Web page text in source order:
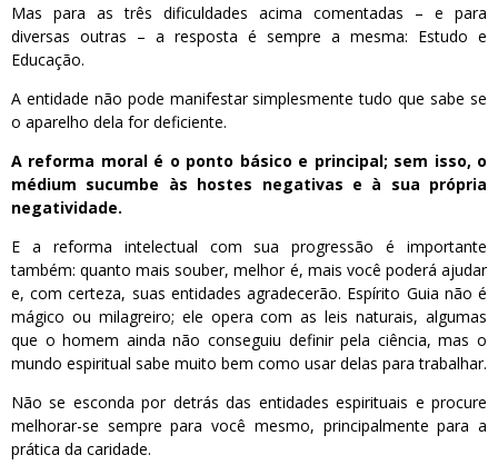
Mas para as três dificuldades acima comentadas – e para
diversas outras – a resposta é sempre a mesma: Estudo e
Educação.
A entidade não pode manifestar simplesmente tudo que sabe se
o aparelho dela for deficiente.
A reforma moral é o ponto básico e principal; sem isso, o
médium sucumbe às hostes negativas e à sua própria
negatividade.
E a reforma intelectual com sua progressão é importante
também: quanto mais souber, melhor é, mais você poderá ajudar
e, com certeza, suas entidades agradecerão. Espírito Guia não é
mágico ou milagreiro; ele opera com as leis naturais, algumas
que o homem ainda não conseguiu definir pela ciência, mas o
mundo espiritual sabe muito bem como usar delas para trabalhar.
Não se esconda por detrás das entidades espirituais e procure
melhorar-se sempre para você mesmo, principalmente para a
prática da caridade.